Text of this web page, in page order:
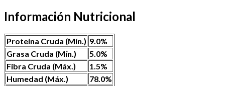
Información Nutricional
Proteína Cruda (Mín.) 9.0%
Grasa Cruda (Mín.)
5.0%
Fibra Cruda (Máx.)
1.5%
Humedad (Máx.)
78.0%